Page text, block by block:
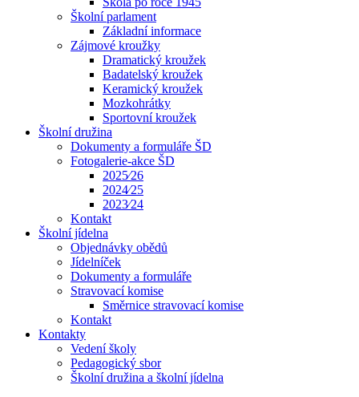
Školní parlament
Základní informace
Zájmové kroužky
Dramatický kroužek
Badatelský kroužek
Keramický kroužek
Mozkohrátky
Sportovní kroužek
Školní družina
Dokumenty a formuláře ŠD
Fotogalerie-akce ŠD
2025⁄26
2024⁄25
2023⁄24
Kontakt
Školní jídelna
Objednávky obědů
Jídelníček
Dokumenty a formuláře
Stravovací komise
Směrnice stravovací komise
Kontakt
Kontakty
Vedení školy
Pedagogický sbor
Školní družina a školní jídelna